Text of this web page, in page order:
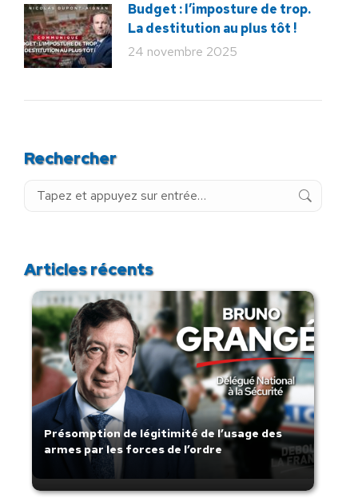
Budget : l’imposture de trop.
La destitution au plus tôt !
24 novembre 2025
Rechercher
Recherche
Articles récents
Présomption de légitimité de l’usage des
armes par les forces de l’ordre